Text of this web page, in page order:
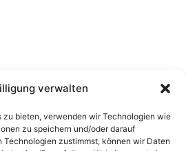
verwalten
zu bieten, verwenden wir Technologien wie
zu speichern und/oder darauf
Technologien zustimmst, können wir Daten